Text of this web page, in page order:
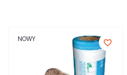
NOWY favorite_border